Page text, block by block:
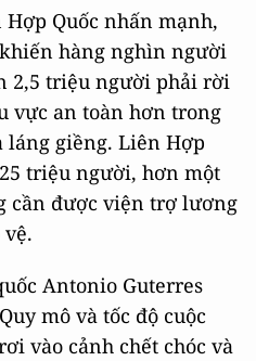
Quốc nhấn mạnh,
hàng nghìn người
2,5 triệu người phải rời
vực an toàn hơn trong
láng giềng. Liên Hợp
triệu người, hơn một
cần được viện trợ lương
Antonio Guterres
mô và tốc độ cuộc
vào cảnh chết chóc và